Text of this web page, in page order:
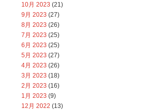
10月 2023 (21)
9月 2023 (27)
8月 2023 (26)
7月 2023 (25)
6月 2023 (25)
5月 2023 (27)
4月 2023 (26)
3月 2023 (18)
2月 2023 (16)
1月 2023 (9)
12月 2022 (13)